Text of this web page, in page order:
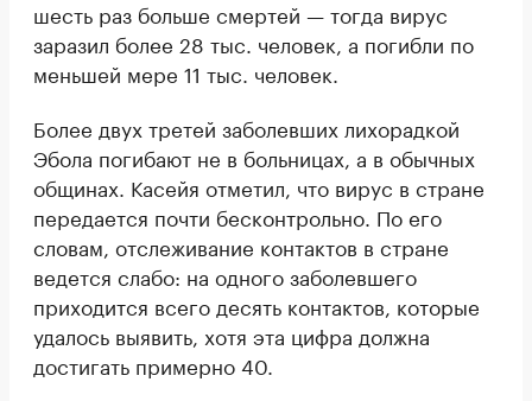
шесть раз больше смертей — тогда вирус
заразил более 28 тыс. человек, а погибли по
меньшей мере 11 тыс. человек.
Более двух третей заболевших лихорадкой
Эбола погибают не в больницах, а в обычных
общинах. Касейя отметил, что вирус в стране
передается почти бесконтрольно. По его
словам, отслеживание контактов в стране
ведется слабо: на одного заболевшего
приходится всего десять контактов, которые
удалось выявить, хотя эта цифра должна
достигать примерно 40.